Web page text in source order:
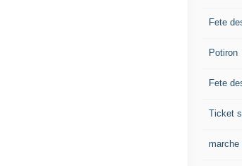
Fete
Potiron
Fete
Ticket
marche